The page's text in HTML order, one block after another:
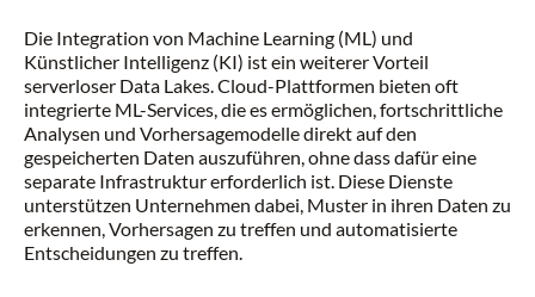
Die Integration von Machine Learning (ML) und
Künstlicher Intelligenz (KI) ist ein weiterer Vorteil
serverloser Data Lakes. Cloud-Plattformen bieten oft
integrierte ML-Services, die es ermöglichen, fortschrittliche
Analysen und Vorhersagemodelle direkt auf den
gespeicherten Daten auszuführen, ohne dass dafür eine
separate Infrastruktur erforderlich ist. Diese Dienste
unterstützen Unternehmen dabei, Muster in ihren Daten zu
erkennen, Vorhersagen zu treffen und automatisierte
Entscheidungen zu treffen.